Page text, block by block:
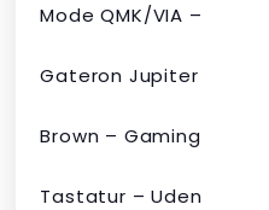
Mode QMK/VIA –
Gateron Jupiter
Brown – Gaming
Tastatur – Uden